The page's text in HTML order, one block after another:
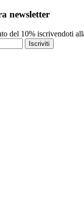
newsletter
del 10% iscrivendoti
Iscriviti